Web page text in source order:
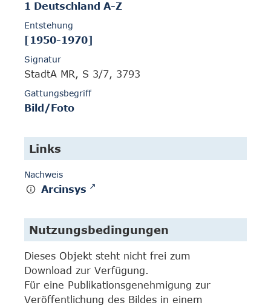
1 Deutschland A-Z
Entstehung
[1950-1970]
Signatur
StadtA MR, S 3/7, 3793
Gattungsbegriff
Bild/Foto
Links
Nachweis
Arcinsys
Nutzungsbedingungen
Dieses Objekt steht nicht frei zum
Download zur Verfügung.
Für eine Publikationsgenehmigung zur
Veröffentlichung des Bildes in einem